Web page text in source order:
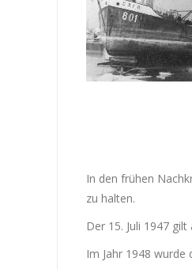
In den frühen
zu halten.
Der 15. Juli 1947
Im Jahr 1948